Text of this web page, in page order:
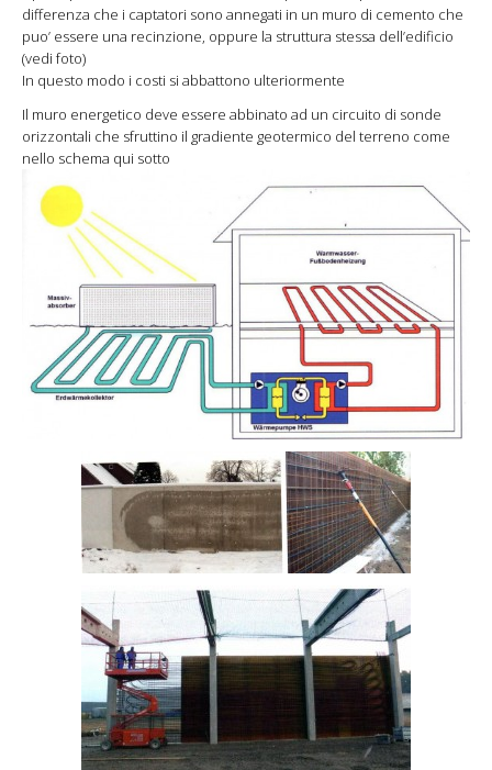
differenza che i captatori sono annegati in un muro di cemento che
puo’ essere una recinzione, oppure la struttura stessa dell’edificio
(vedi foto)
In questo modo i costi si abbattono ulteriormente
Il muro energetico deve essere abbinato ad un circuito di sonde
orizzontali che sfruttino il gradiente geotermico del terreno come
nello schema qui sotto